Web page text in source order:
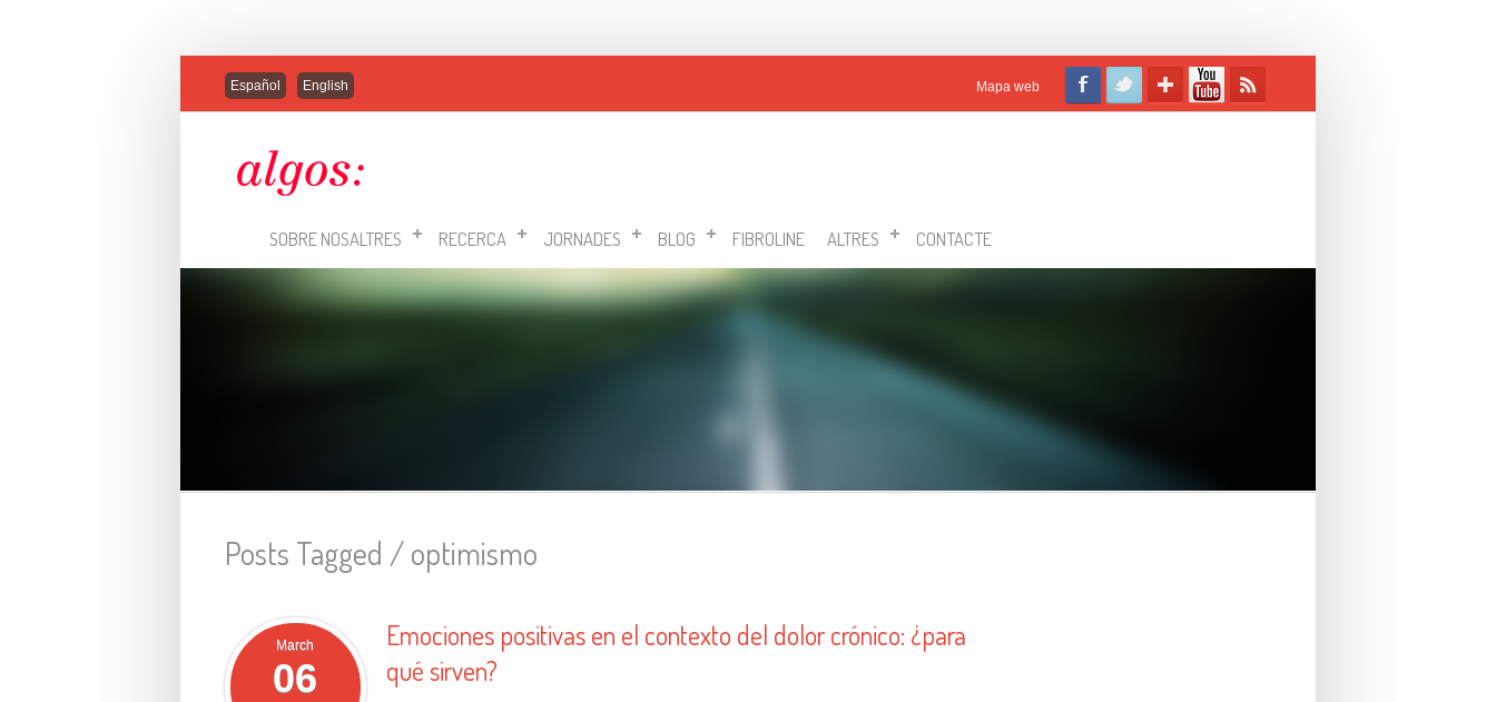
Español English Mapa web
SOBRE NOSALTRES RECERCA JORNADES BLOG FIBROLINE ALTRES CONTACTE
Posts Tagged /optimismo
March
06
Emociones positivas en el contexto del dolor crónico: ¿para
qué sirven?